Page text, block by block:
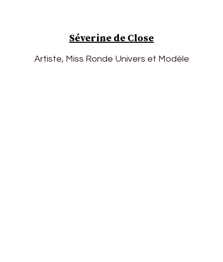
Séverine de Close
Artiste, Miss Ronde Univers et Modèle